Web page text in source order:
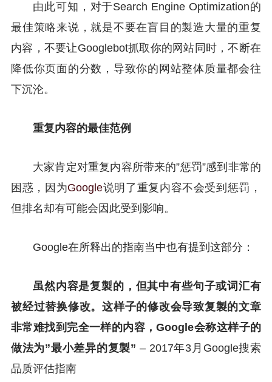
由此可知，对于Search Engine Optimization的
最佳策略来说，就是不要在盲目的製造大量的重复
内容，不要让Googlebot抓取你的网站同时，不断在
降低你页面的分数，导致你的网站整体质量都会往
下沉沦。
重复内容的最佳范例
大家肯定对重复内容所带来的”惩罚”感到非常的
困惑，因为Google说明了重复内容不会受到惩罚，
但排名却有可能会因此受到影响。
Google在所释出的指南当中也有提到这部分：
虽然内容是复製的，但其中有些句子或词汇有
被经过替换修改。这样子的修改会导致复製的文章
非常难找到完全一样的内容，Google会称这样子的
做法为”最小差异的复製” – 2017年3月Google搜索
品质评估指南